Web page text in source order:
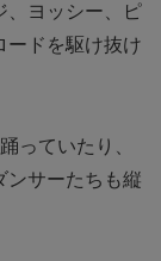
、ヨッシー、ピ
ードを駆け抜け
っていたり、
ンサーたちも縦